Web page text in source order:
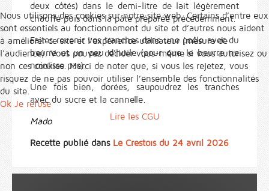
deux côtés) dans le demi-litre de lait légèrement
chauffé puis dans la pâte préparée précédemment.
Faites revenir vos tranches dans une poêle avec du
beurre et un peu d’huile (pour que le beurre ne
noircisse pas).
Une fois bien, dorées, saupoudrez les tranches
avec du sucre et la cannelle.
Mado
Recette publié dans Le Crestois du 24 avril 2026
Nous utilisons des cookies sur notre site web. Certains d’entre eux
sont essentiels au fonctionnement du site et d’autres nous aident
à améliorer ce site et l’expérience utilisateur (mesure de
l'audience). Vous pouvez décider vous-même si vous autorisez ou
non ces cookies. Merci de noter que, si vous les rejetez, vous
risquez de ne pas pouvoir utiliser l’ensemble des fonctionnalités
du site.
Ok Je refuse
Lire les CGU